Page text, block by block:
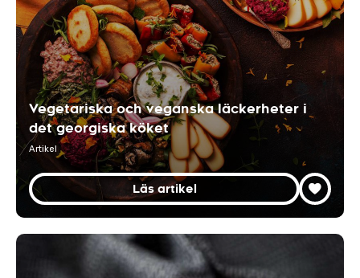
Vegetariska och veganska läckerheter i
det georgiska köket
Artikel
Läs artikel